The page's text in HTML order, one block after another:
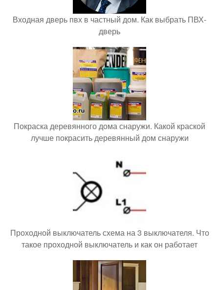
Входная дверь пвх в частный дом. Как выбрать ПВХ-
дверь
Покраска деревянного дома снаружи. Какой краской
лучше покрасить деревянный дом снаружи
Проходной выключатель схема на 3 выключателя. Что
такое проходной выключатель и как он работает